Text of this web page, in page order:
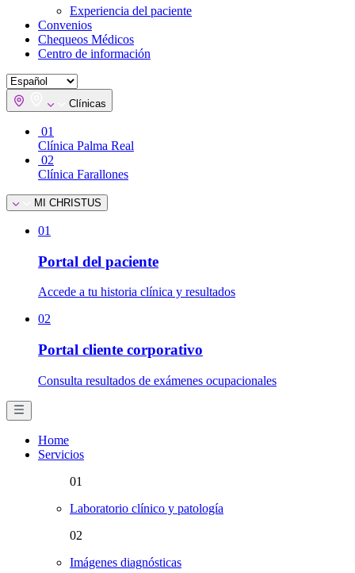
Experiencia del paciente
Convenios
Chequeos Médicos
Centro de información
Clínicas
01
Clínica Palma Real
02
Clínica Farallones
MI CHRISTUS
01
Portal del paciente
Accede a tu historia clínica y resultados
02
Portal cliente corporativo
Consulta resultados de exámenes ocupacionales
Home
Servicios
01
Laboratorio clínico y patología
02
Imágenes diagnósticas